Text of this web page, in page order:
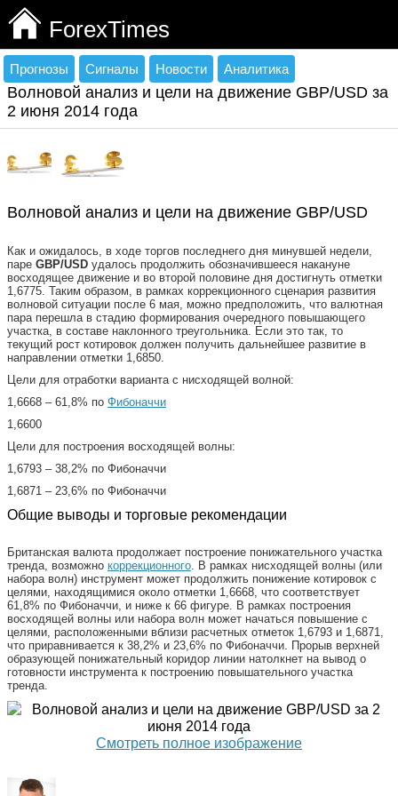
ForexTimes
Прогнозы Сигналы Новости Аналитика
Волновой анализ и цели на движение GBP/USD за
2 июня 2014 года
Волновой анализ и цели на движение GBP/USD
Как и ожидалось, в ходе торгов последнего дня минувшей недели,
паре GBP/USD удалось продолжить обозначившееся накануне
восходящее движение и во второй половине дня достигнуть отметки
1,6775. Таким образом, в рамках коррекционного сценария развития
волновой ситуации после 6 мая, можно предположить, что валютная
пара перешла в стадию формирования очередного повышающего
участка, в составе наклонного треугольника. Если это так, то
текущий рост котировок должен получить дальнейшее развитие в
направлении отметки 1,6850.
Цели для отработки варианта с нисходящей волной:
1,6668 – 61,8% по Фибоначчи
1,6600
Цели для построения восходящей волны:
1,6793 – 38,2% по Фибоначчи
1,6871 – 23,6% по Фибоначчи
Общие выводы и торговые рекомендации
Британская валюта продолжает построение понижательного участка
тренда, возможно коррекционного. В рамках нисходящей волны (или
набора волн) инструмент может продолжить понижение котировок с
целями, находящимися около отметки 1,6668, что соответствует
61,8% по Фибоначчи, и ниже к 66 фигуре. В рамках построения
восходящей волны или набора волн может начаться повышение с
целями, расположенными вблизи расчетных отметок 1,6793 и 1,6871,
что приравнивается к 38,2% и 23,6% по Фибоначчи. Прорыв верхней
образующей понижательный коридор линии натолкнет на вывод о
готовности инструмента к построению повышательного участка
тренда.
Смотреть полное изображение